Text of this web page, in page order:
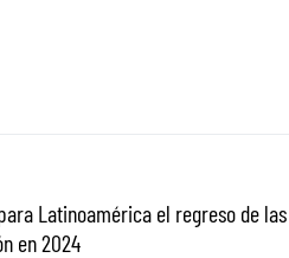
Latinoamérica el regreso de las
en 2024